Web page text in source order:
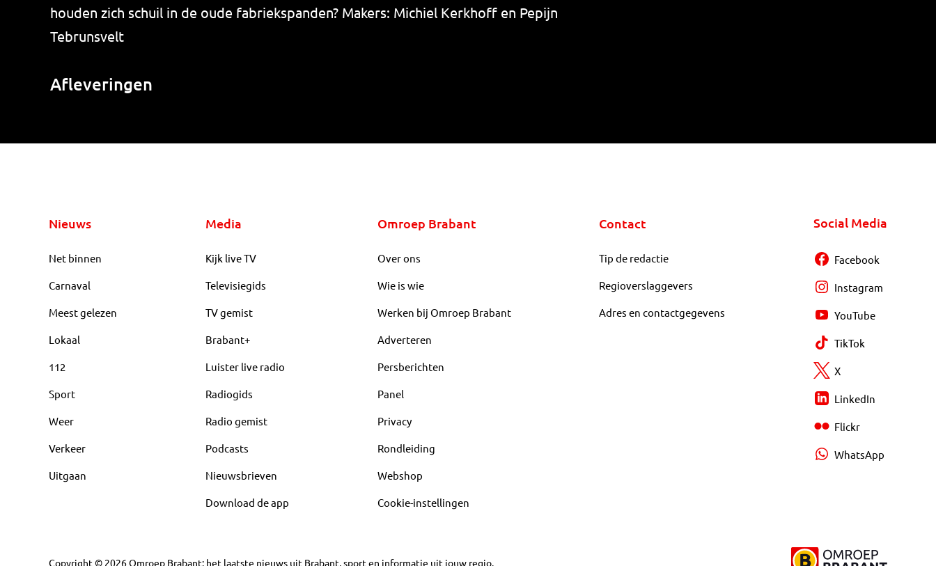
houden zich schuil in de oude fabriekspanden? Makers: Michiel Kerkhoff en Pepijn
Tebrunsvelt
Afleveringen
Nieuws
Net binnen
Carnaval
Meest gelezen
Lokaal
112
Sport
Weer
Verkeer
Uitgaan
Media
Kijk live TV
Televisiegids
TV gemist
Brabant+
Luister live radio
Radiogids
Radio gemist
Podcasts
Nieuwsbrieven
Download de app
Omroep Brabant
Over ons
Wie is wie
Werken bij Omroep Brabant
Adverteren
Persberichten
Panel
Privacy
Rondleiding
Webshop
Cookie-instellingen
Contact
Tip de redactie
Regioverslaggevers
Adres en contactgegevens
Social Media
Facebook
Instagram
YouTube
TikTok
X
LinkedIn
Flickr
WhatsApp
Copyright © 2026Omroep Brabant: het laatste nieuws uit Brabant, sport en informatie uit jouw regio.